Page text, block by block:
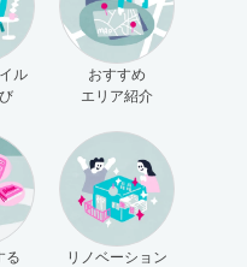
ル
おすすめ
エリア紹介
る
リノベーション